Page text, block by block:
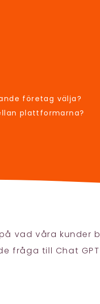
företag välja?
plattformarna?
vad våra kunder
fråga till Chat